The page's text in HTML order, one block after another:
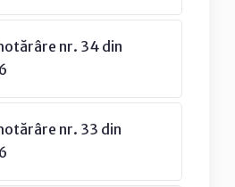
nr. 34 din
nr. 33 din